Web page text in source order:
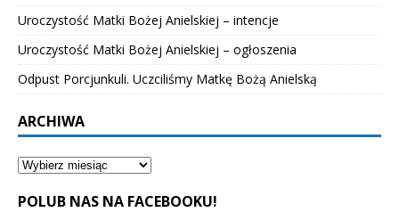
Uroczystość Matki Bożej Anielskiej – intencje
Uroczystość Matki Bożej Anielskiej – ogłoszenia
Odpust Porcjunkuli. Uczciliśmy Matkę Bożą Anielską
ARCHIWA
POLUB NAS NA FACEBOOKU!